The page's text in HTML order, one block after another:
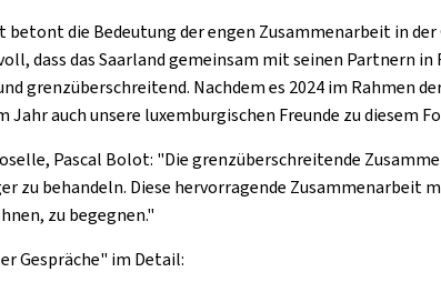
die Bedeutung der engen Zusammenarbeit in
dass das Saarland gemeinsam mit seinen Partnern
grenzüberschreitend. Nachdem es 2024 im Rahmen
Jahr auch unsere luxemburgischen Freunde zu diesem
Pascal Bolot: "Die grenzüberschreitende
zu behandeln. Diese hervorragende Zusammenarbeit
zu begegnen."
Gespräche" im Detail: